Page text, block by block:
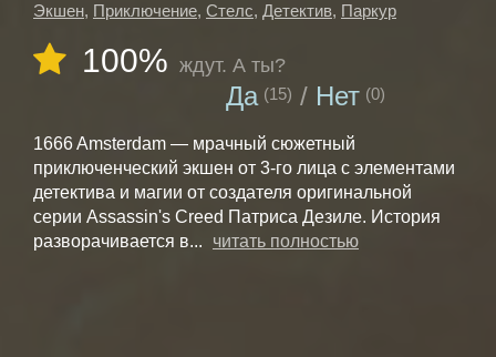
Экшен, Приключение, Стелс, Детектив, Паркур
100% ждут. А ты?
Да (15) Нет (0)
1666 Amsterdam — мрачный сюжетный
приключенческий экшен от 3-го лица с элементами
детектива и магии от создателя оригинальной
серии Assassin's Creed Патриса Дезиле. История
разворачивается в...
читать полностью